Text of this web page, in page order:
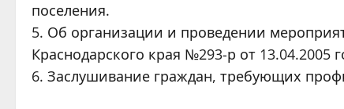
поселения.
5. Об организации и проведении
Краснодарского края №293-р от
6. Заслушивание граждан, требующих